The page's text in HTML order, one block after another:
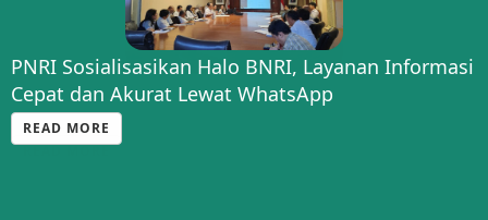
PNRI Sosialisasikan Halo BNRI, Layanan Informasi
Cepat dan Akurat Lewat WhatsApp
READ MORE